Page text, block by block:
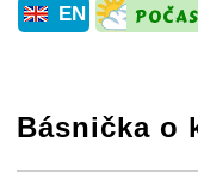
EN
Básnička o